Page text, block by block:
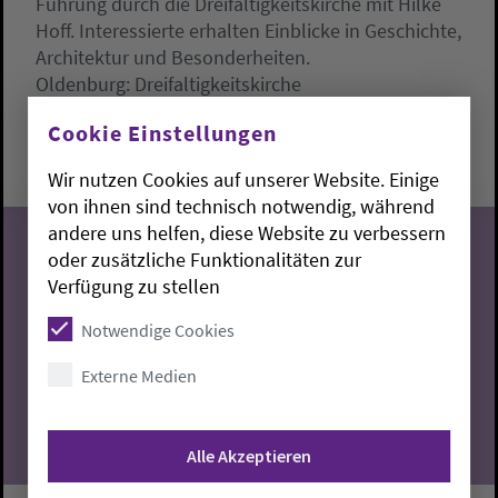
Hoff. Interessierte erhalten Einblicke in Geschichte,
Architektur und Besonderheiten.
Oldenburg: Dreifaltigkeitskirche
Samstag, 8.8.2026, 17 Uhr
08
Cookie Einstellungen
Wir nutzen Cookies auf unserer Website. Einige
von ihnen sind technisch notwendig, während
andere uns helfen, diese Website zu verbessern
oder zusätzliche Funktionalitäten zur
Verfügung zu stellen
Notwendige Cookies
Externe Medien
Alle Akzeptieren